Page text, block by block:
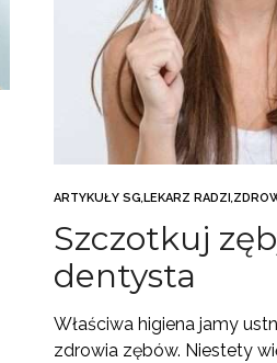
ARTYKUŁY SG,LEKARZ RADZI ,
Szczotkuj
dentysta
Właściwa higiena jamy
zdrowia zębów. Niestety